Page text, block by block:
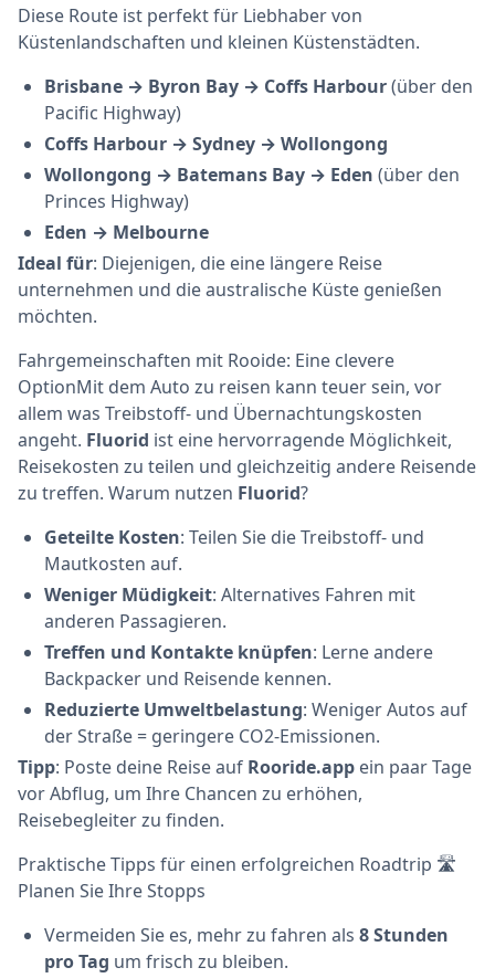
Diese Route ist perfekt für Liebhaber von
Küstenlandschaften und kleinen Küstenstädten.
Brisbane → Byron Bay → Coffs Harbour(über den
Pacific Highway)
Coffs Harbour → Sydney → Wollongong
Wollongong → Batemans Bay → Eden (über den
Princes Highway)
Eden → Melbourne
Ideal für: Diejenigen, die eine längere Reise
unternehmen und die australische Küste genießen
möchten.
Fahrgemeinschaften mit Rooide: Eine clevere
OptionMit dem Auto zu reisen kann teuer sein, vor
allem was Treibstoff- und Übernachtungskosten
angeht. Fluorid ist eine hervorragende Möglichkeit,
Reisekosten zu teilen und gleichzeitig andere Reisende
zu treffen. Warum nutzen Fluorid?
Geteilte Kosten: Teilen Sie die Treibstoff- und
Mautkosten auf.
Weniger Müdigkeit: Alternatives Fahren mit
anderen Passagieren.
Treffen und Kontakte knüpfen: Lerne andere
Backpacker und Reisende kennen.
Reduzierte Umweltbelastung: Weniger Autos auf
der Straße = geringere CO2-Emissionen.
Tipp: Poste deine Reise auf Rooride.app ein paar Tage
vor Abflug, um Ihre Chancen zu erhöhen,
Reisebegleiter zu finden.
Praktische Tipps für einen erfolgreichen Roadtrip 🛣️
Planen Sie Ihre Stopps
Vermeiden Sie es, mehr zu fahren als 8 Stunden
pro Tag um frisch zu bleiben.